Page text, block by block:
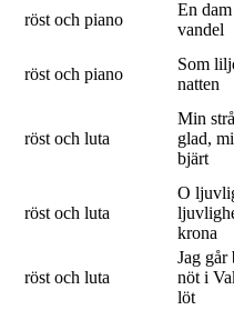
röst och piano
En
vandel
röst och piano
Som
natten
röst och luta
Min
glad,
bjärt
röst och luta
O
krona
röst och luta
Jag går
nöt i
löt